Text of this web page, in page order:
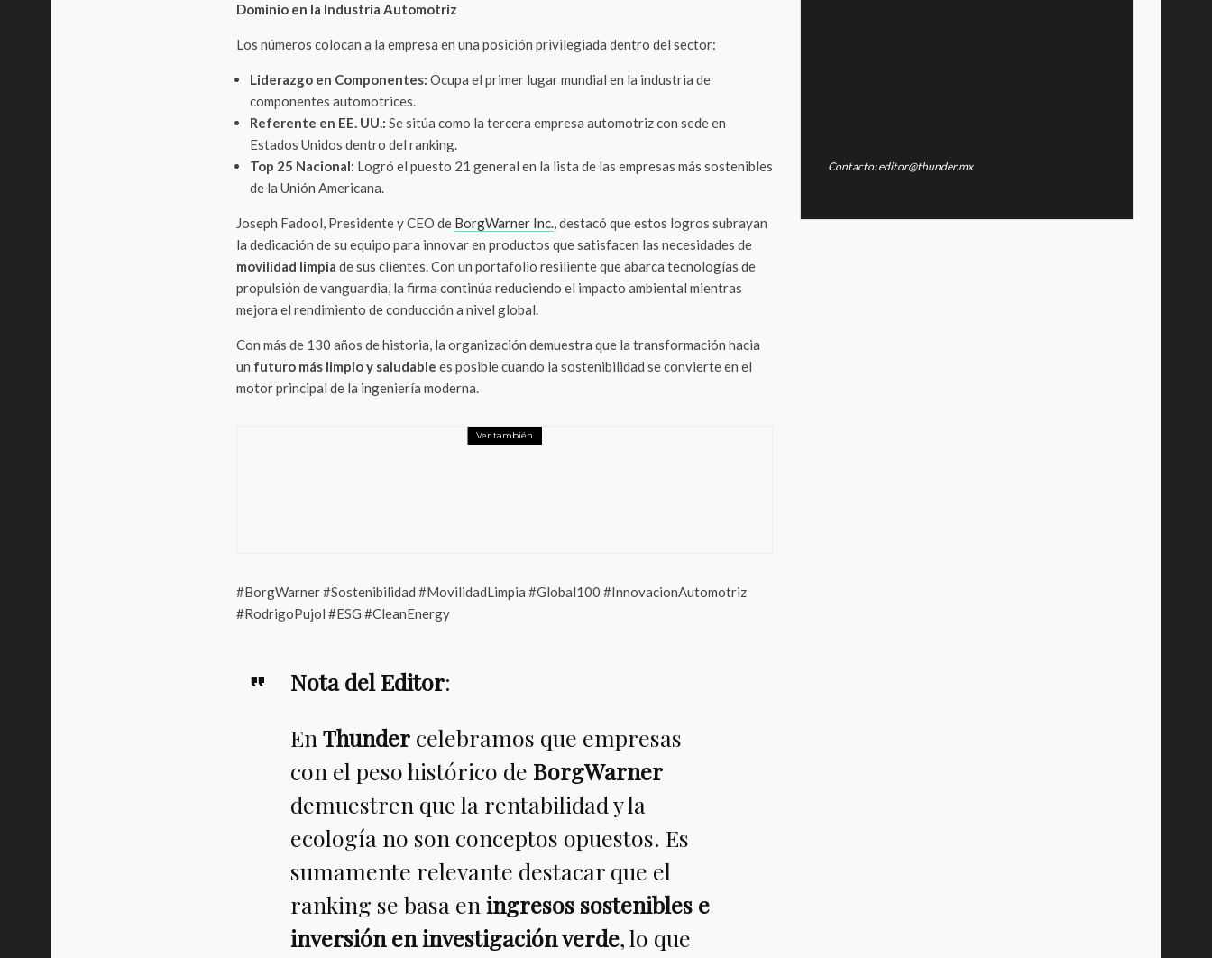
Dominio en la Industria Automotriz
Los números colocan a la empresa en una posición privilegiada dentro del sector:
Liderazgo en Componentes: Ocupa el primer lugar mundial en la industria de
componentes automotrices.
Referente en EE. UU.: Se sitúa como la tercera empresa automotriz con sede en
Estados Unidos dentro del ranking.
Top 25 Nacional: Logró el puesto 21 general en la lista de las empresas más sostenibles
de la Unión Americana.
Joseph Fadool, Presidente y CEO de BorgWarner Inc., destacó que estos logros subrayan
la dedicación de su equipo para innovar en productos que satisfacen las necesidades de
movilidad limpia de sus clientes. Con un portafolio resiliente que abarca tecnologías de
propulsión de vanguardia, la firma continúa reduciendo el impacto ambiental mientras
mejora el rendimiento de conducción a nivel global.
Con más de 130 años de historia, la organización demuestra que la transformación hacia
un futuro más limpio y saludable es posible cuando la sostenibilidad se convierte en el
motor principal de la ingeniería moderna.
Ver también
#BorgWarner #Sostenibilidad #MovilidadLimpia #Global100 #InnovacionAutomotriz
#RodrigoPujol #ESG #CleanEnergy
Nota del Editor:
En Thundercelebramos que empresas
con el peso histórico de BorgWarner
demuestren que la rentabilidad y la
ecología no son conceptos opuestos. Es
sumamente relevante destacar que el
ranking se basa en ingresos sostenibles e
inversión en investigación verde, lo que
Contacto: editor@thunder.mx